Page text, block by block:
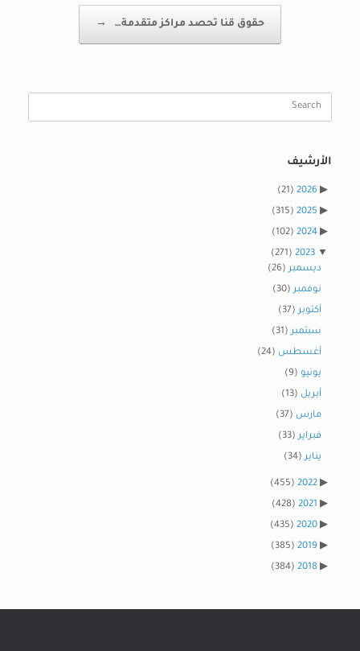
حقوق قنا تحصد مراكز متقدمة… →
Search
الأرشيف
2026
(21)
2025
(315)
2024
(102)
2023
(271)
ديسمبر(26)
نوفمبر(30)
أكتوبر(37)
سبتمبر(31)
أغسطس (24)
يونيو (9)
أبريل (13)
مارس (37)
فبراير(33)
يناير(34)
2022
(455)
2021
(428)
2020
(435)
2019
(385)
2018
(384)